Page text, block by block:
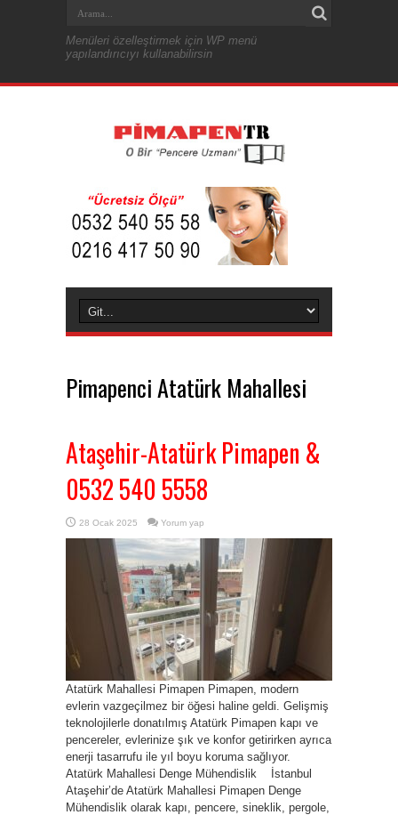
Menüleri özelleştirmek için WP menü
yapılandırıcıyı kullanabilirsin
Pimapenci Atatürk Mahallesi
Ataşehir-Atatürk Pimapen &
0532 540 5558
28 Ocak 2025 Yorum yap
Atatürk Mahallesi Pimapen Pimapen, modern
evlerin vazgeçilmez bir öğesi haline geldi. Gelişmiş
teknolojilerle donatılmış Atatürk Pimapen kapı ve
pencereler, evlerinize şık ve konfor getirirken ayrıca
enerji tasarrufu ile yıl boyu koruma sağlıyor.
Atatürk Mahallesi Denge Mühendislik İstanbul
Ataşehir’de Atatürk Mahallesi Pimapen Denge
Mühendislik olarak kapı, pencere, sineklik, pergole,